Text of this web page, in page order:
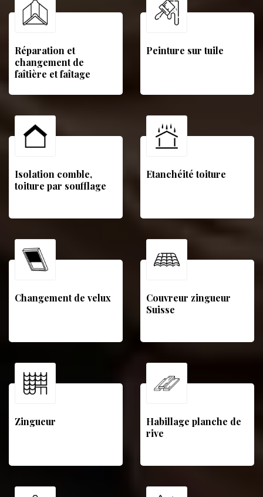
Réparation et
changement de
faîtière et faîtage
Peinture sur tuile
Isolation comble,
toiture par soufflage
Etanchéité toiture
Changement de velux
Couvreur zingueur
Suisse
Zingueur
Habillage planche de
rive